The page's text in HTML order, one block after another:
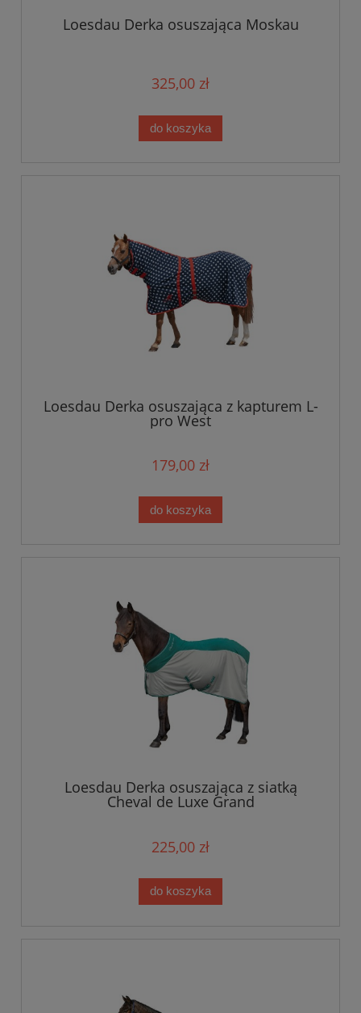
Loesdau Derka osuszająca Moskau
325,00 zł
do koszyka
Loesdau Derka osuszająca z kapturem L-
pro West
179,00 zł
do koszyka
Loesdau Derka osuszająca z siatką
Cheval de Luxe Grand
225,00 zł
do koszyka